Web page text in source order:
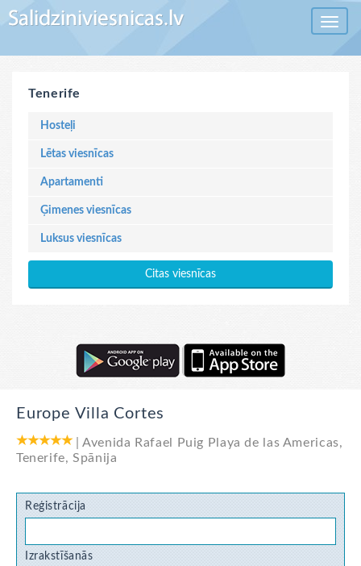
Toggle
Tenerife
Hosteļi
Lētas viesnīcas
Apartamenti
Ģimenes viesnīcas
Luksus viesnīcas
Citas viesnīcas
Europe Villa Cortes
|Avenida Rafael Puig Playa de las Americas,
Tenerife,Spānija
Reģistrācija
Izrakstīšanās